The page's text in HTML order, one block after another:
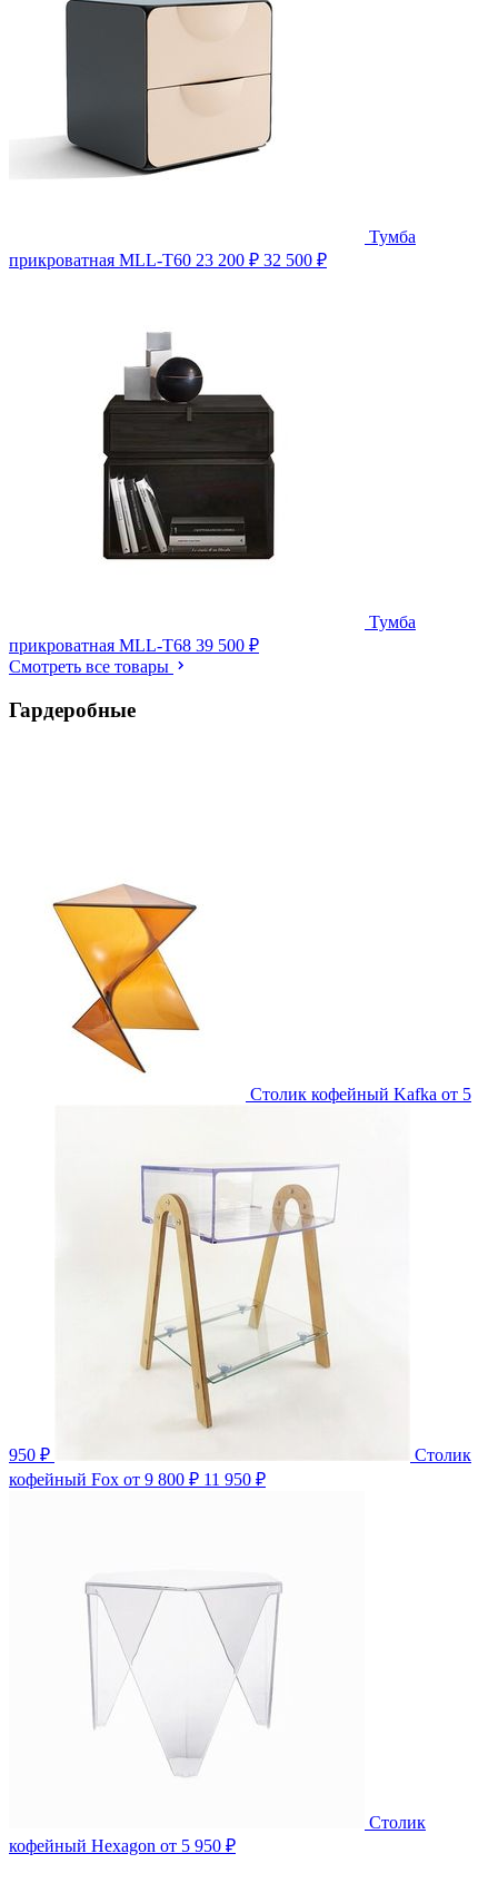
Тумба
прикроватная MLL-T60 23 200 ₽ 32 500 ₽
Тумба
прикроватная MLL-T68 39 500 ₽
Смотреть все товары
Гардеробные
Столик кофейный Kafka от 5
950 ₽
Столик
кофейный Fox от 9 800 ₽ 11 950 ₽
Столик
кофейный Hexagon от 5 950 ₽